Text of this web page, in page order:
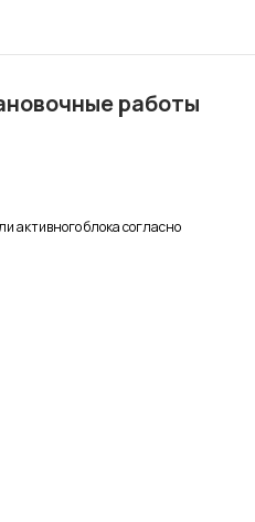
работы
активного блока согласно